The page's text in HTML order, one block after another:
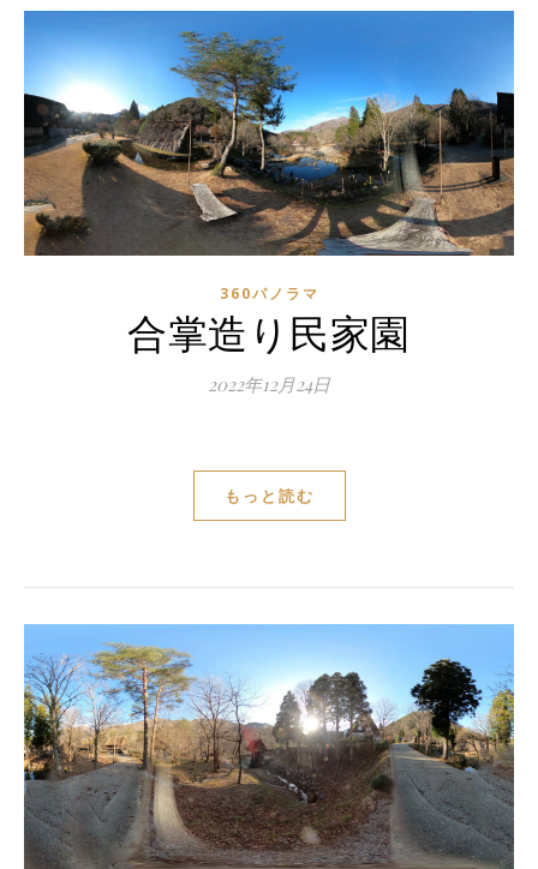
360パノラマ
合掌造り民家園
2022年12月24日
もっと読む